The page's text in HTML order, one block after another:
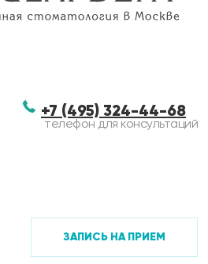
+7 (495) 324-44-68
телефон для консультаций
ЗАПИСЬ НА ПРИЕМ